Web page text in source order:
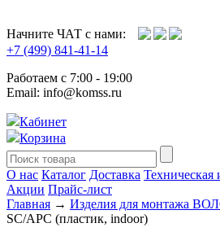
Начните ЧАТ с нами:
+7 (499) 841-41-14
Работаем с 7:00 - 19:00
Email: info@komss.ru
Кабинет
Корзина
О нас Каталог Доставка
Акции Прайс-лист
Главная → Изделия для монтажа
SC/APC (пластик, indoor)